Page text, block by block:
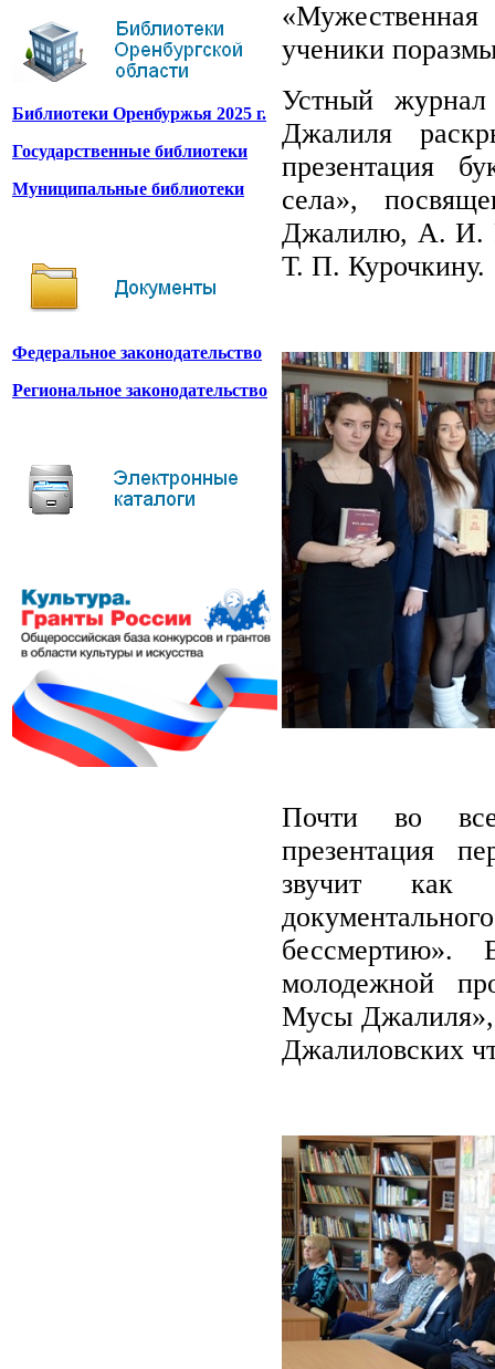
Библиотеки Оренбуржья 2025 г.
Государственные библиотеки
Муниципальные библиотеки
Федеральное законодательство
Региональное законодательство
ученики
Устный
Джалиля
презентация
села»,
Джалилю, А. И.
Т. П. Курочкину.
Почти во
презентация
звучит как
молодежной
Мусы Джалиля»,
Джалиловских